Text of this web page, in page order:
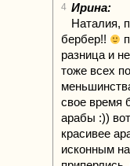
4 Ирина:
Наталия,
бербер!!
разница и
тоже всех
свое время
арабы :))
красивее
исконным